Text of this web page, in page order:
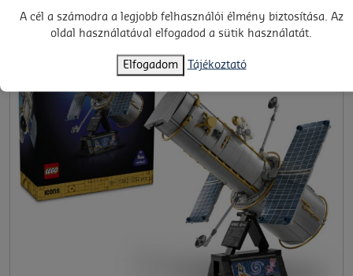
A cél a számodra a legjobb felhasználói élmény biztosítása. Az
oldal használatával elfogadod a sütik használatát.
Elfogadom Tájékoztató